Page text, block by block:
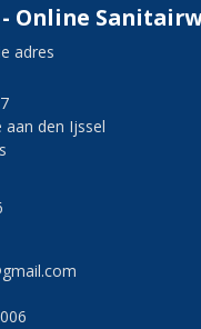
Online
adres
aan den Ijssel